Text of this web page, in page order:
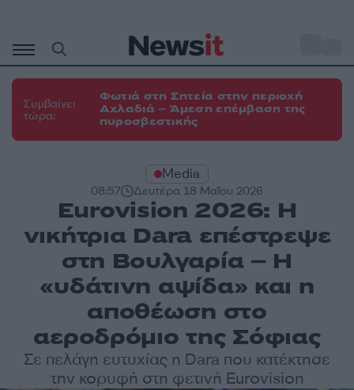
περιεχόμενο
Συμβαίνει
τώρα:
Φωτιά στη Σητεία στην περιοχή
Αχλαδιά – Άμεση επέμβαση της
πυροσβεστικής
Media
08:57 Δευτέρα 18 Μαΐου 2026
Eurovision 2026: Η
νικήτρια Dara επέστρεψε
στη Βουλγαρία – Η
«υδάτινη αψίδα» και η
αποθέωση στο
αεροδρόμιο της Σόφιας
Σε πελάγη ευτυχίας η Dara που κατέκτησε
την κορυφή στη φετινή Eurovision